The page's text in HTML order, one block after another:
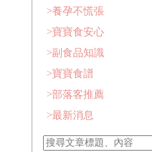
>養孕不慌張
>寶寶食安心
>副食品知識
>寶寶食譜
>部落客推薦
>最新消息